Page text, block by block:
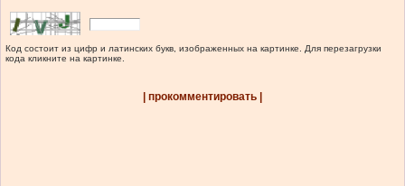
Код состоит из цифр и латинских букв, изображенных на картинке. Для перезагрузки
кода кликните на картинке.
| прокомментировать |